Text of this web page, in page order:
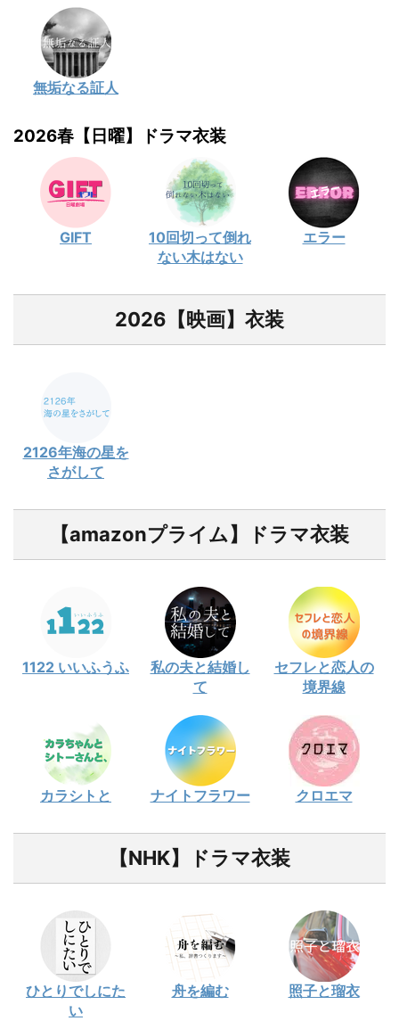
無垢なる証人
2026春【日曜】ドラマ衣装
GIFT
10回切って倒れ
ない木はない
エラー
2026【映画】衣装
2126年海の星を
さがして
【amazonプライム】ドラマ衣装
1122 いいふうふ
私の夫と結婚し
て
セフレと恋人の
境界線
カラシトと ナイトフラワー クロエマ
【NHK】ドラマ衣装
ひとりでしにた
い
舟を編む 照子と瑠衣